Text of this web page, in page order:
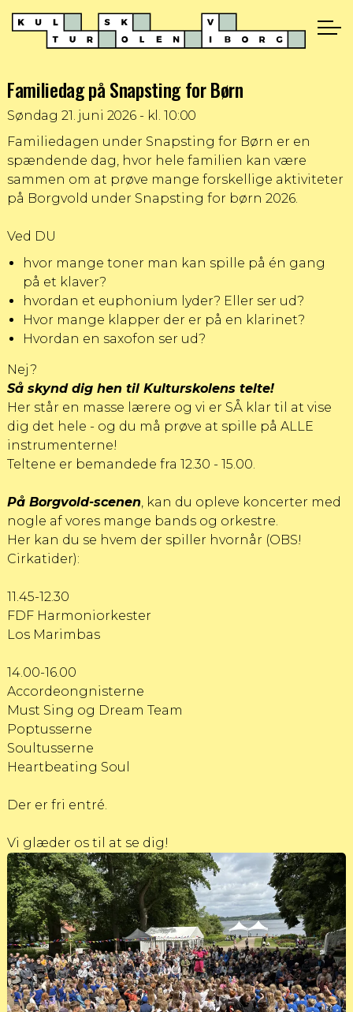
Familiedag på Snapsting for Børn
Søndag 21. juni 2026 - kl. 10:00
Familiedagen under Snapsting for Børn er en
spændende dag, hvor hele familien kan være
sammen om at prøve mange forskellige aktiviteter
på Borgvold under Snapsting for børn 2026.
Ved DU
hvor mange toner man kan spille på én gang
på et klaver?
hvordan et euphonium lyder? Eller ser ud?
Hvor mange klapper der er på en klarinet?
Hvordan en saxofon ser ud?
Nej?
Så skynd dig hen til Kulturskolens telte!
Her står en masse lærere og vi er SÅ klar til at vise
dig det hele - og du må prøve at spille på ALLE
instrumenterne!
Teltene er bemandede fra 12.30 - 15.00.
På Borgvold-scenen, kan du opleve koncerter med
nogle af vores mange bands og orkestre.
Her kan du se hvem der spiller hvornår (OBS!
Cirkatider):
11.45-12.30
FDF Harmoniorkester
Los Marimbas
14.00-16.00
Accordeongnisterne
Must Sing og Dream Team
Poptusserne
Soultusserne
Heartbeating Soul
Der er fri entré.
Vi glæder os til at se dig!